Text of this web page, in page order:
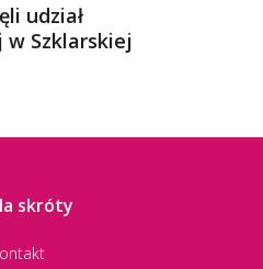
udział
Szklarskiej
skróty